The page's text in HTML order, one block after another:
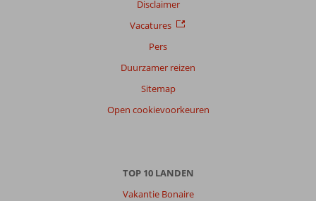
Disclaimer
Vacatures
Pers
Duurzamer reizen
Sitemap
Open cookievoorkeuren
TOP 10 LANDEN
Vakantie Bonaire